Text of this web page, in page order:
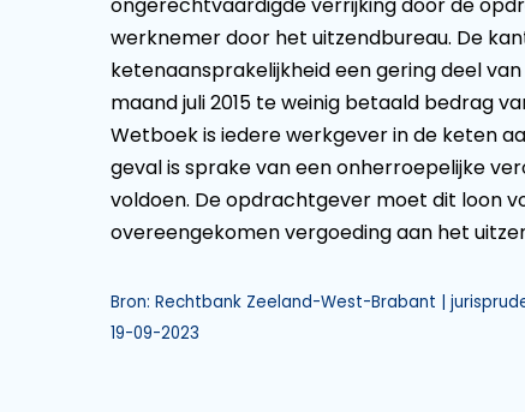
werknemer door het uitzendbureau. De
ketenaansprakelijkheid een gering deel
maand juli 2015 te weinig betaald bedrag
Wetboek is iedere werkgever in de keten
geval is sprake van een onherroepelijke
voldoen. De opdrachtgever moet dit loon
overeengekomen vergoeding aan het
Bron: Rechtbank Zeeland-West-Brabant |
19-09-2023